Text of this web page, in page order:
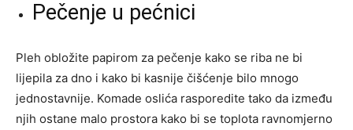
Pečenje u pećnici
Pleh obložite papirom za pečenje kako se riba ne bi
lijepila za dno i kako bi kasnije čišćenje bilo mnogo
jednostavnije. Komade oslića rasporedite tako da između
njih ostane malo prostora kako bi se toplota ravnomjerno